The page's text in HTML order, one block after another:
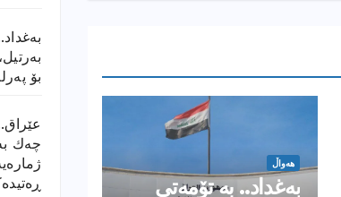
هەواڵ
بەغداد.. بە تۆمەتی
بۆ
چەك